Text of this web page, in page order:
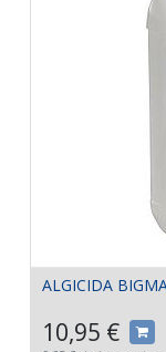
ALGICIDA
10,95 €